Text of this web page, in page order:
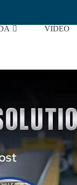
VIDEO